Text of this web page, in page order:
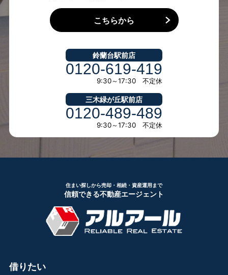
こちらから
鈴蘭台駅前店
0120-619-419
9:30～17:30 不定休
三木緑が丘駅前店
0120-489-489
9:30～17:30 不定休
住まい探しから売却・相続・資産運用まで
信頼できる不動産エージェント
借りたい